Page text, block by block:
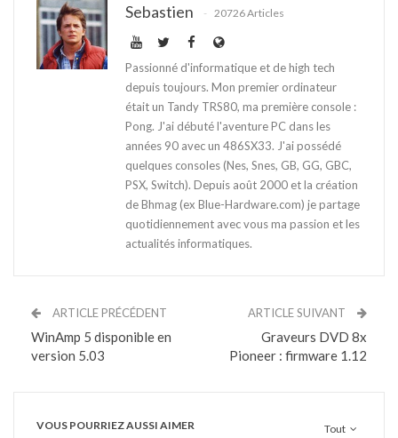
Sebastien 20726 Articles
Passionné d'informatique et de high tech
depuis toujours. Mon premier ordinateur
était un Tandy TRS80, ma première console :
Pong. J'ai débuté l'aventure PC dans les
années 90 avec un 486SX33. J'ai possédé
quelques consoles (Nes, Snes, GB, GG, GBC,
PSX, Switch). Depuis août 2000 et la création
de Bhmag (ex Blue-Hardware.com) je partage
quotidiennement avec vous ma passion et les
actualités informatiques.
ARTICLE PRÉCÉDENT
WinAmp 5 disponible en
version 5.03
ARTICLE SUIVANT
Graveurs DVD 8x
Pioneer : firmware 1.12
Tout
VOUS POURRIEZ AUSSI AIMER